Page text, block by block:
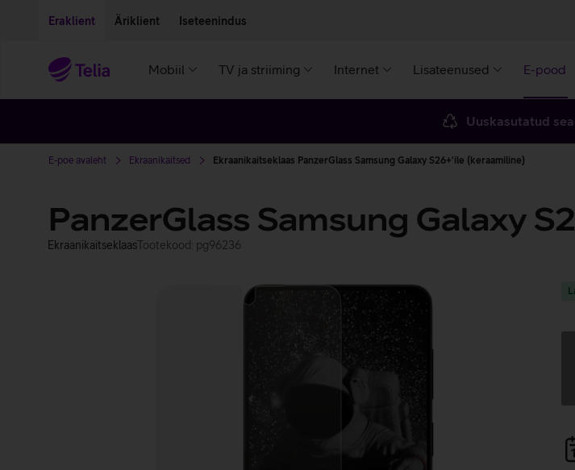
Eraklient Äriklient Iseteenindus
Mobiil TV ja striiming Internet Lisateenused E-pood
Uuskasutatud
E-poe avaleht Ekraanikaitsed Ekraanikaitseklaas PanzerGlass Samsung Galaxy S26+'ile (keraamiline)
PanzerGlass Samsung Galaxy
EkraanikaitseklaasTootekood: pg96236